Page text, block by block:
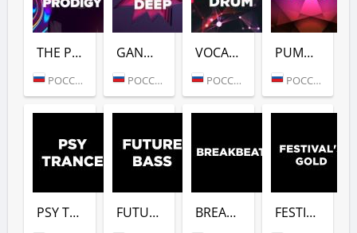
THE PRODIGY (DFM)
РОССИЯ (МОСКВА)
GANGSTER DEEP (DFM)
РОССИЯ (МОСКВА)
VOCAL DRUM (DFM)
РОССИЯ (МОСКВА)
PUMP (DFM)
РОССИЯ (МОСКВА)
PSY TRANCE (DFM) FUTURE BASS (DFM) BREAKBEAT (DFM) FESTIVALS GOLD (DFM)